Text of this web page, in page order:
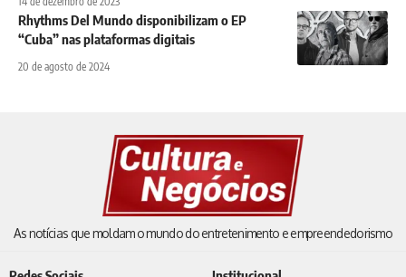
Rhythms Del Mundo disponibilizam o EP
“Cuba” nas plataformas digitais
20 de agosto de 2024
As notícias que moldam o mundo do entretenimento e empreendedorismo